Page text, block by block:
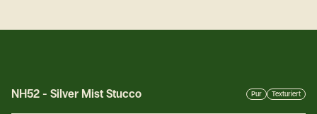
NH52 - Silver Mist Stucco Pur Texturiert